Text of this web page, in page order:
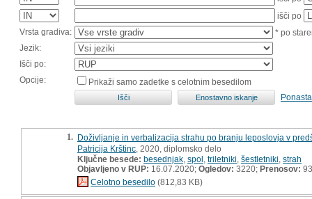
išči po
Vrsta gradiva:
* po
Jezik:
Išči po:
Opcije:
Prikaži samo zadetke s celotnim besedilom
1. Doživljanje in verbalizacija strahu po branju leposlovja v
Patricija Krštinc , 2020, diplomsko delo
Ključne besede: besednjak spol triletniki šestletniki strah
Objavljeno v RUP: 16.07.2020; Ogledov: 3220; Prenosov: 93
Celotno besedilo (812,83 KB)